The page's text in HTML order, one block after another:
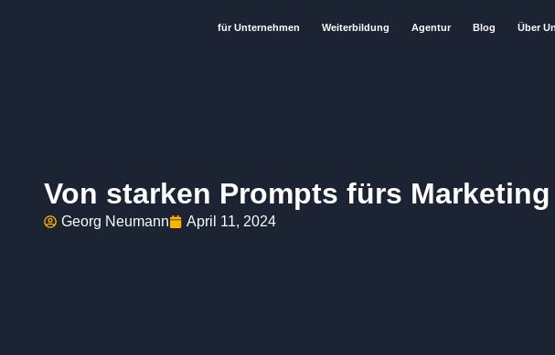
für Unternehmen Weiterbildung Agentur Blog Über
Von starken Prompts fürs
Georg Neumann April 11, 2024